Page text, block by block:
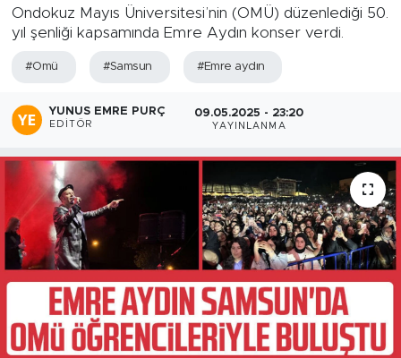
Ondokuz Mayıs Üniversitesi’nin (OMÜ) düzenlediği 50.
yıl şenliği kapsamında Emre Aydın konser verdi.
#Omü #Samsun #Emre aydın
YUNUS EMRE PURÇ
EDITÖR
09.05.2025 - 23:20
YAYINLANMA
Süper Lig Puan Durumu ve Fikstür
Son Dakika Haberleri